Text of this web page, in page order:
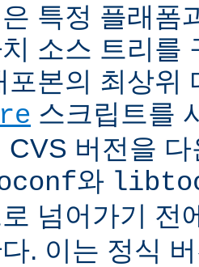
특정 플래폼
소스 트리를
포본의 최상위
스크립트를
CVS 버전을
와
넘어가기 전
. 이는 정식